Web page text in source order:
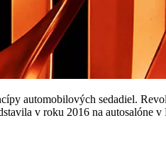
automobilových sedadiel.
v roku 2016 na autosalóne v